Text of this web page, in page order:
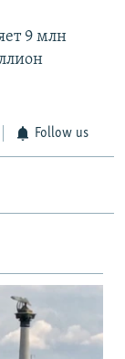
9 млн
Follow us